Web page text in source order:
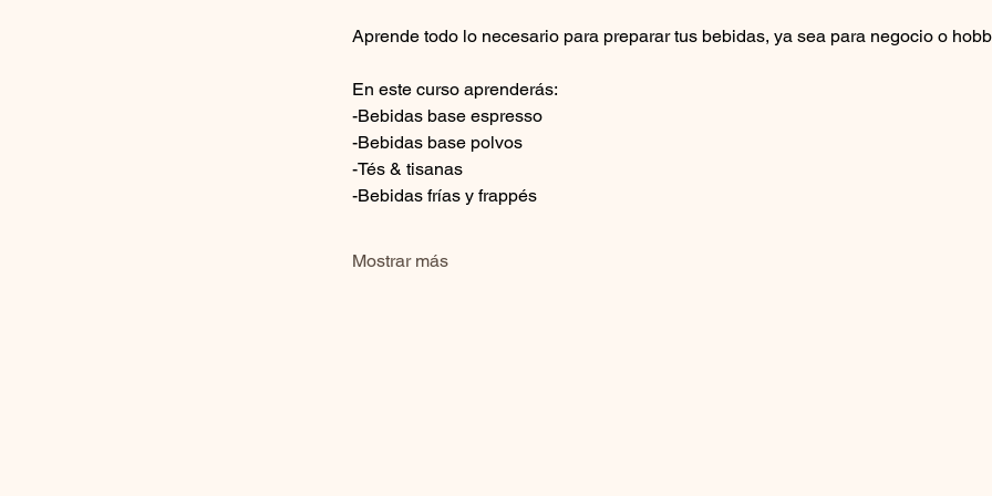
Aprende todo lo necesario para preparar tus bebidas, ya sea para negocio o
En este curso aprenderás:
-Bebidas base espresso
-Bebidas base polvos
-Tés & tisanas
-Bebidas frías y frappés
Mostrar más